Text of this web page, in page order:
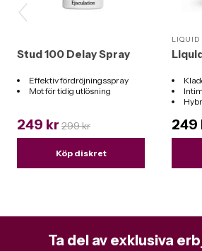
Stud 100 Delay Spray
Effektiv fördröjningsspray
Mot för tidig utlösning
249 kr 299 kr
Köp diskret
LIQUID
249
Ta del av exklusiva